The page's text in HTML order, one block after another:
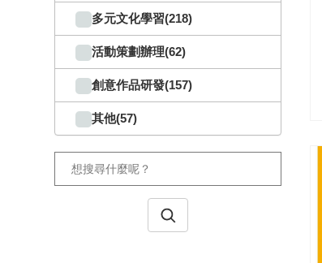
多元文化學習(218)
活動策劃辦理(62)
創意作品研發(157)
其他(57)